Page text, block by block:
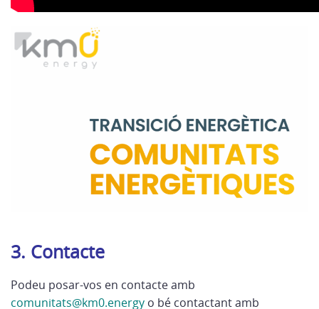
3. Contacte
Podeu posar-vos en contacte amb
comunitats@km0.energy o bé contactant amb